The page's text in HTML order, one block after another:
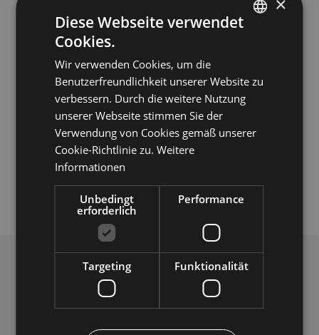
Diese Webseite verwendet
Cookies.
Wir verwenden Cookies, um die
Benutzerfreundlichkeit unserer Website zu
verbessern. Durch die weitere Nutzung
unserer Webseite stimmen Sie der
Verwendung von Cookies gemäß unserer
Cookie-Richtlinie zu. Weitere
Informationen
Unbedingt
erforderlich
Performance
Targeting Funktionalität